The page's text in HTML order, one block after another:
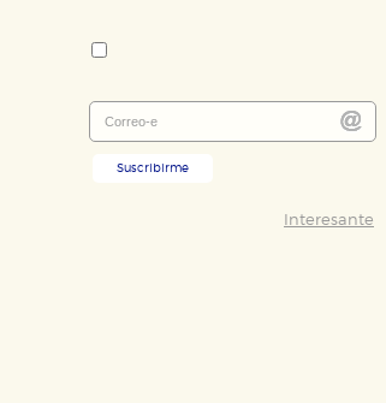
Suscribirme
Interesante